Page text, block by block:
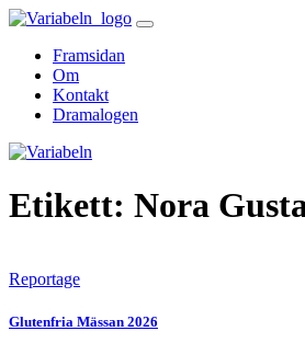
Skip
contentFramsidan
Om
Kontakt
Dramalogen
Variabeln
Etikett: Nora
Reportage
Glutenfria Mässan 2026